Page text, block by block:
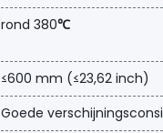
rond 380℃
≤600 mm (≤23,62 inch)
Goede